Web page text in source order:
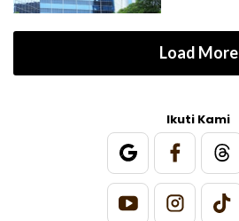
Load More
Ikuti Kami